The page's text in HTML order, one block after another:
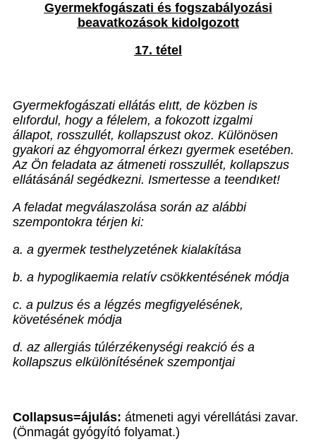
Gyermekfogászati és fogszabályozási
beavatkozások kidolgozott
17. tétel
Gyermekfogászati ellátás elıtt, de közben is
elıfordul, hogy a félelem, a fokozott izgalmi
állapot, rosszullét, kollapszust okoz. Különösen
gyakori az éhgyomorral érkezı gyermek esetében.
Az Ön feladata az átmeneti rosszullét, kollapszus
ellátásánál segédkezni. Ismertesse a teendıket!
A feladat megválaszolása során az alábbi
szempontokra térjen ki:
a. a gyermek testhelyzetének kialakítása
b. a hypoglikaemia relatív csökkentésének módja
c. a pulzus és a légzés megfigyelésének,
követésének módja
d. az allergiás túlérzékenységi reakció és a
kollapszus elkülönítésének szempontjai
Collapsus=ájulás: átmeneti agyi vérellátási zavar.
(Önmagát gyógyító folyamat.)